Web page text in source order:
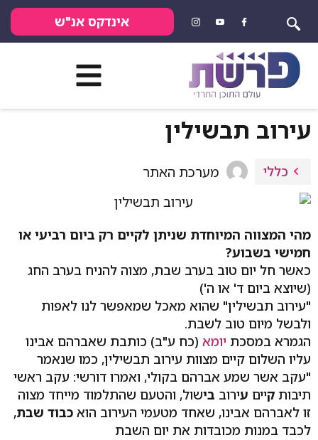
אינדקס אנ"ש
עירוב תבשילין
כללי מערכת האתר
מהי המצווה המיוחדת שניתן לקיים רק ביום רביעי או
חמישי בשבוע?
כאשר חל יום טוב בערב שבת, מצוה להניח בערב החג
(שיוצא ביום ד' או ה')
"עירוב תבשילין" שהוא מאכל שמאפשר לנו לאפות
ולבשל מיום טוב לשבת.
הגמרא במסכת יומא (כח ע"ב) כותבת שאברהם אבינו
עליו השלום קיים מצוות עירוב תבשילין, כמו שנאמר
"עקב אשר שמע אברהם בקולי, ואמרו דורשי: עקב ראשי
תיבות קיים עירוב בישול, והטעם שהתלמוד מייחד מצוה
זו לאברהם אבינו, שאחד מטעמי העירוב הוא כבוד שבת,
לכבד במנות מכובדות את יום השבת